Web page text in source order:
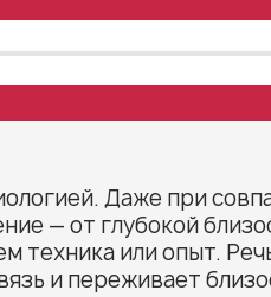
Даже при
— от глубокой
техника или опыт.
и переживает